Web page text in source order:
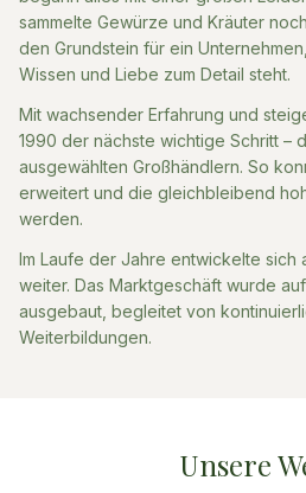
sammelte Gewürze und Kräuter
den Grundstein für ein
Wissen und Liebe zum Detail steht.
Mit wachsender Erfahrung und
1990 der nächste wichtige Schritt –
ausgewählten Großhändlern. So
erweitert und die gleichbleibend
werden.
Im Laufe der Jahre entwickelte sich
weiter. Das Marktgeschäft wurde
ausgebaut, begleitet von
Weiterbildungen.
Unsere